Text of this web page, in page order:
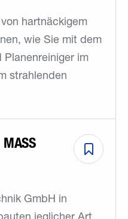
hartnäckigem
wie Sie mit dem
Planenreiniger im
strahlenden
GmbH in